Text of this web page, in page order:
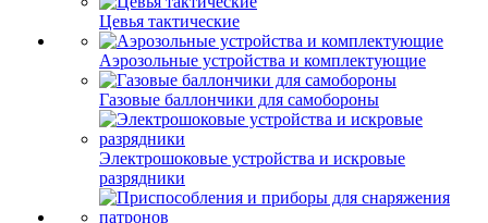
Цевья тактические
Аэрозольные устройства и комплектующие
Газовые баллончики для самобороны
Электрошоковые устройства и искровые
разрядники